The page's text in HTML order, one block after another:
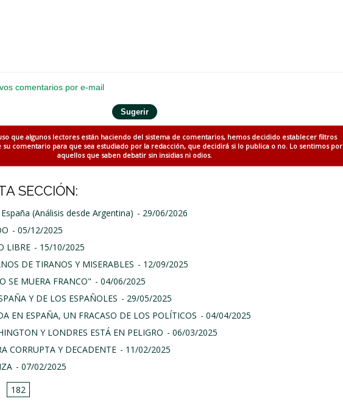
comentarios por e-mail
que algunos lectores están haciendo del sistema de comentarios, hemos decidido establecer filtros
comentario para que sea estudiado por la redacción, que decidirá si lo publica o no. Lo sentimos por
aquellos que saben debatir sin insidias ni odios.
SECCIÓN:
(Análisis desde Argentina) - 29/06/2026
- 05/12/2025
LIBRE - 15/10/2025
DE TIRANOS Y MISERABLES - 12/09/2025
SE MUERA FRANCO" - 04/06/2025
Y DE LOS ESPAÑOLES - 29/05/2025
EN ESPAÑA, UN FRACASO DE LOS POLÍTICOS - 04/04/2025
Y LONDRES ESTÁ EN PELIGRO - 06/03/2025
CORRUPTA Y DECADENTE - 11/02/2025
- 07/02/2025
182